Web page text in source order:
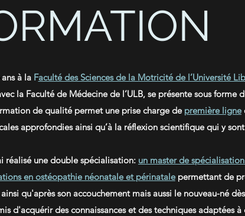
à la Faculté des Sciences de la Motricité de l’Université
la Faculté de Médecine de l’ULB, se présente sous forme
de qualité permet une prise charge de première ligne
approfondies ainsi qu’à la réflexion scientifique qui y
réalisé une double spécialisation: un master de
en ostéopathie néonatale et périnatale permettant de
qu'après son accouchement mais aussi le nouveau-né
d'acquérir des connaissances et des techniques adaptées